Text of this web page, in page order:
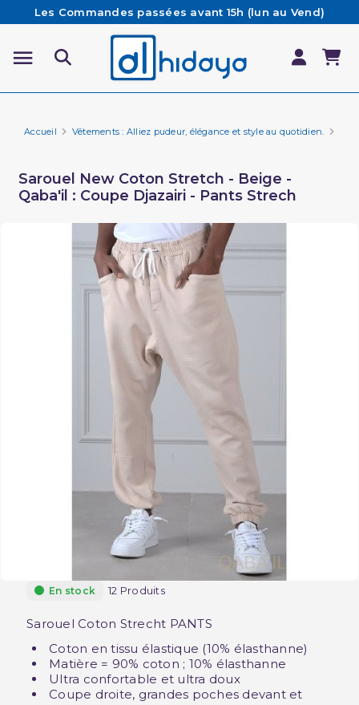
Les Commandes passées avant 15h (lun au Vend)
sont préparées et expédiées le jour même
Besoin d'aide ? Retrouvez notre FAQ
Livraison offerte à partir de 65€ d'achat*
Accueil Vêtements : Alliez pudeur, élégance et style au quotidien.
Sarouel New Coton Stretch - Beige -
Qaba'il : Coupe Djazairi - Pants Strech
En stock 12 Produits
Sarouel Coton Strecht PANTS
Coton en tissu élastique (10% élasthanne)
Matière = 90% coton ; 10% élasthanne
Ultra confortable et ultra doux
Coupe droite, grandes poches devant et